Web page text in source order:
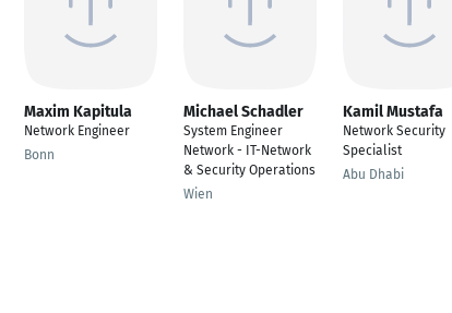
Maxim Kapitula
Network Engineer
Bonn
Michael Schadler
System Engineer
Network - IT-Network
& Security Operations
Wien
Kamil Mustafa
Network Security
Specialist
Abu Dhabi